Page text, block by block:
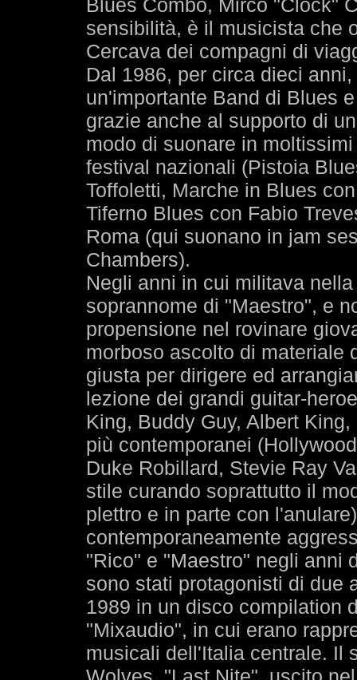
Blues Combo, Mirco "Clock"
sensibilità, è il musicista che
Cercava dei compagni di
Dal 1986, per circa dieci
un'importante Band di Blues
grazie anche al supporto di
modo di suonare in
festival nazionali (Pistoia
Toffoletti, Marche in Blues
Tiferno Blues con Fabio
Roma (qui suonano in jam
Chambers).
Negli anni in cui militava
soprannome di "Maestro", e
propensione nel rovinare
morboso ascolto di materiale
giusta per dirigere ed
lezione dei grandi guitar-
King, Buddy Guy, Albert
più contemporanei
Duke Robillard, Stevie Ray
stile curando soprattutto il
plettro e in parte con
contemporaneamente
"Rico" e "Maestro" negli anni
sono stati protagonisti di due
1989 in un disco compilation
"Mixaudio", in cui erano
musicali dell'Italia centrale. Il